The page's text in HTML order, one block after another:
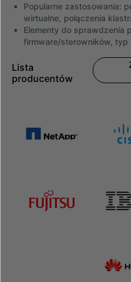
Popularne zastosowania:
wirtualne, połączenia
Elementy do sprawdzenia
firmware/sterowników, typ
Lista
producentów